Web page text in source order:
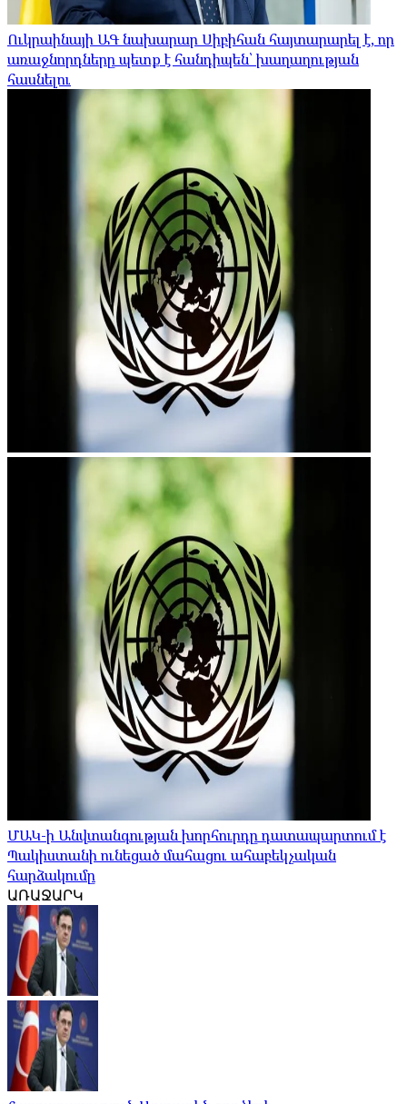
Ուկրաինայի ԱԳ նախարար Սիբիհան հայտարարել է, որ
առաջնորդները պետք է հանդիպեն՝ խաղաղության
հասնելու
ՄԱԿ-ի Անվտանգության խորհուրդը դատապարտում է
Պակիստանի ունեցած մահացու ահաբեկչական
հարձակումը
ԱՌԱՋԱՐԿ